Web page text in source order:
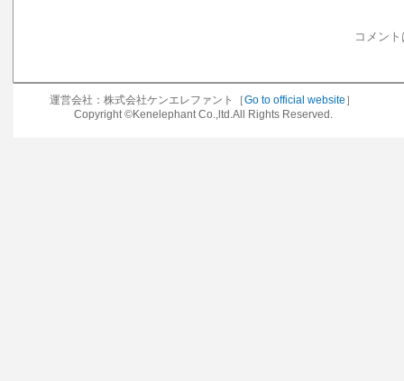
コメン
運営会社：株式会社ケンエレファント［Go to official website ］
Copyright ©Kenelephant Co.,ltd.All Rights Reserved.